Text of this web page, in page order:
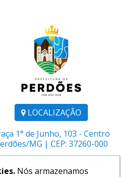
LOCALIZAÇÃO
1° de Junho, 103 - Centro
MG | CEP: 37260-000
Nós armazenamos